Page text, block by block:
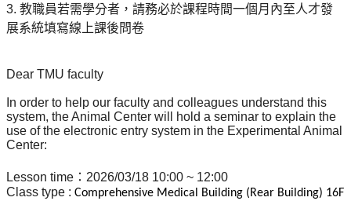
3. 教職員若需學分者，請務必於課程時間一個月內至人才發
展系統填寫線上課後問卷
Dear TMU faculty
In order to help our faculty and colleagues understand this
system, the Animal Center will hold a seminar to explain the
use of the electronic entry system in the Experimental Animal
Center:
Lesson time ： 2026/03/18 10:00 ~ 12:00
Class type : Comprehensive Medical Building (Rear Building) 16F